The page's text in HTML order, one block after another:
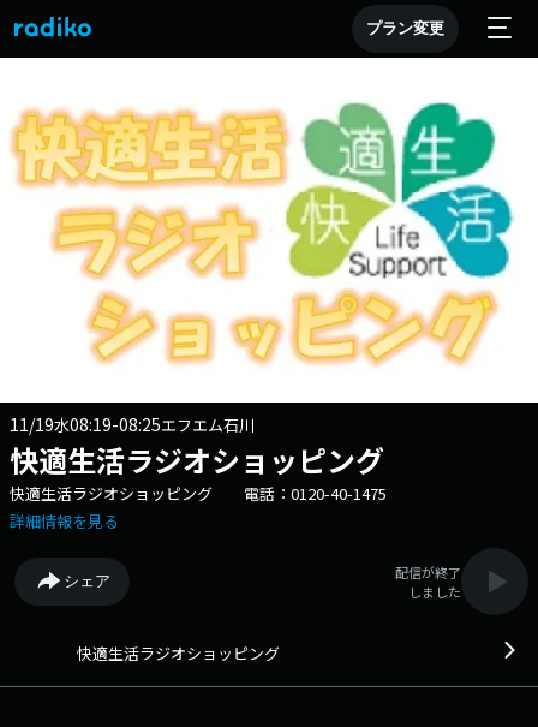
プラン変更
11/19水08:19-08:25エフエム石川
快適生活ラジオショッピング
快適生活ラジオショッピング 電話：0120-40-1475
詳細情報を見る
シェア
配信が終了
しました
快適生活ラジオショッピング